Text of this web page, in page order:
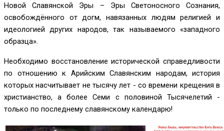
Новой Славянской Эры – Эры Светоносного Сознания,
освобождённого от догм, навязанных людям религией и
идеологией других народов, так называемого «западного
образца».
Необходимо восстановление исторической справедливости
по отношению к Арийским Славянским народам, история
которых насчитывает не тысячу лет - со времени крещения в
христианство, а более Семи с половиной Тысячелетий -
только по последнему славянскому календарю!